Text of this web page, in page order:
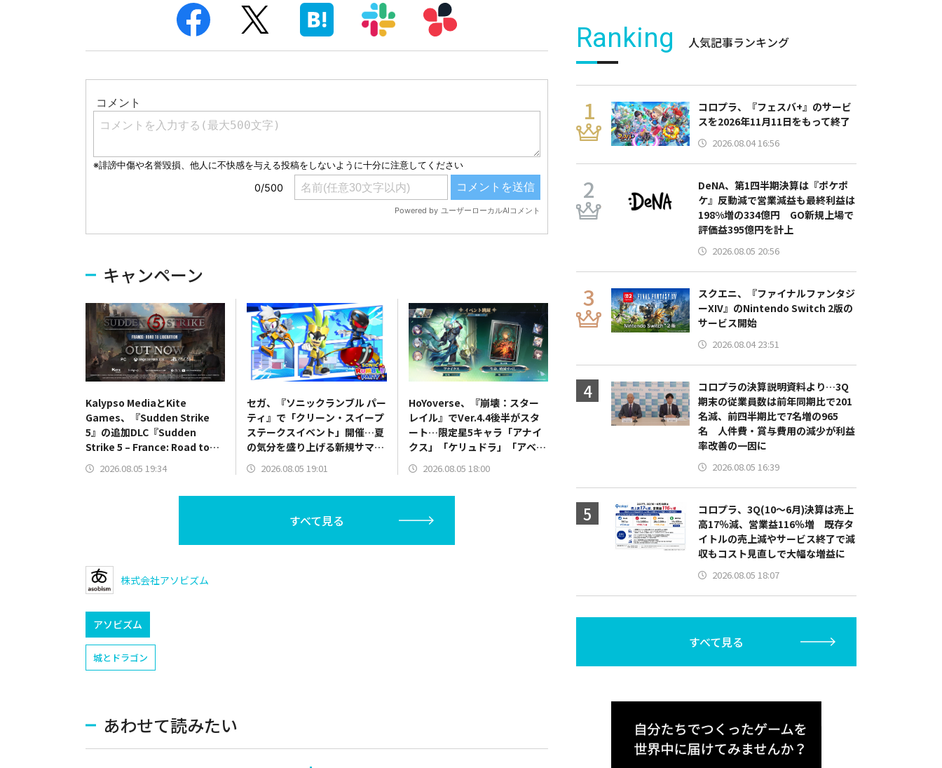
キャンペーン
Kalypso MediaとKite
Games、『Sudden Strike
5』の追加DLC『Sudden
Strike 5 – France: Road to
Liberation』をリリース
2026.08.05 19:34
セガ、『ソニックランブル パー
ティ』で「クリーン・スイープ
ステークスイベント」開催…夏
の気分を盛り上げる新規サマー
スキンも
2026.08.05 19:01
HoYoverse、『崩壊：スター
レイル』でVer.4.4後半がスタ
ート…限定星5キャラ「アナイ
クス」「ケリュドラ」「アベン
チュリン」が同時復刻登場する
イベント跳躍開催
2026.08.05 18:00
すべて見る
株式会社アソビズム
アソビズム
城とドラゴン
あわせて読みたい
Ranking 人気記事ランキング
コロプラ、『フェスバ+』のサービ
スを2026年11月11日をもって終了
2026.08.04 16:56
DeNA、第1四半期決算は『ポケポ
ケ』反動減で営業減益も最終利益は
198%増の334億円 GO新規上場で
評価益395億円を計上
2026.08.05 20:56
スクエニ、『ファイナルファンタジ
ーXIV』のNintendo Switch 2版の
サービス開始
2026.08.04 23:51
コロプラの決算説明資料より…3Q
期末の従業員数は前年同期比で201
名減、前四半期比で7名増の965
名 人件費・賞与費用の減少が利益
率改善の一因に
2026.08.05 16:39
コロプラ、3Q(10～6月)決算は売上
高17％減、営業益116％増 既存タ
イトルの売上減やサービス終了で減
収もコスト見直しで大幅な増益に
2026.08.05 18:07
すべて見る